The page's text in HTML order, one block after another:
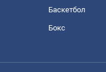
Баскетбол
Бокс